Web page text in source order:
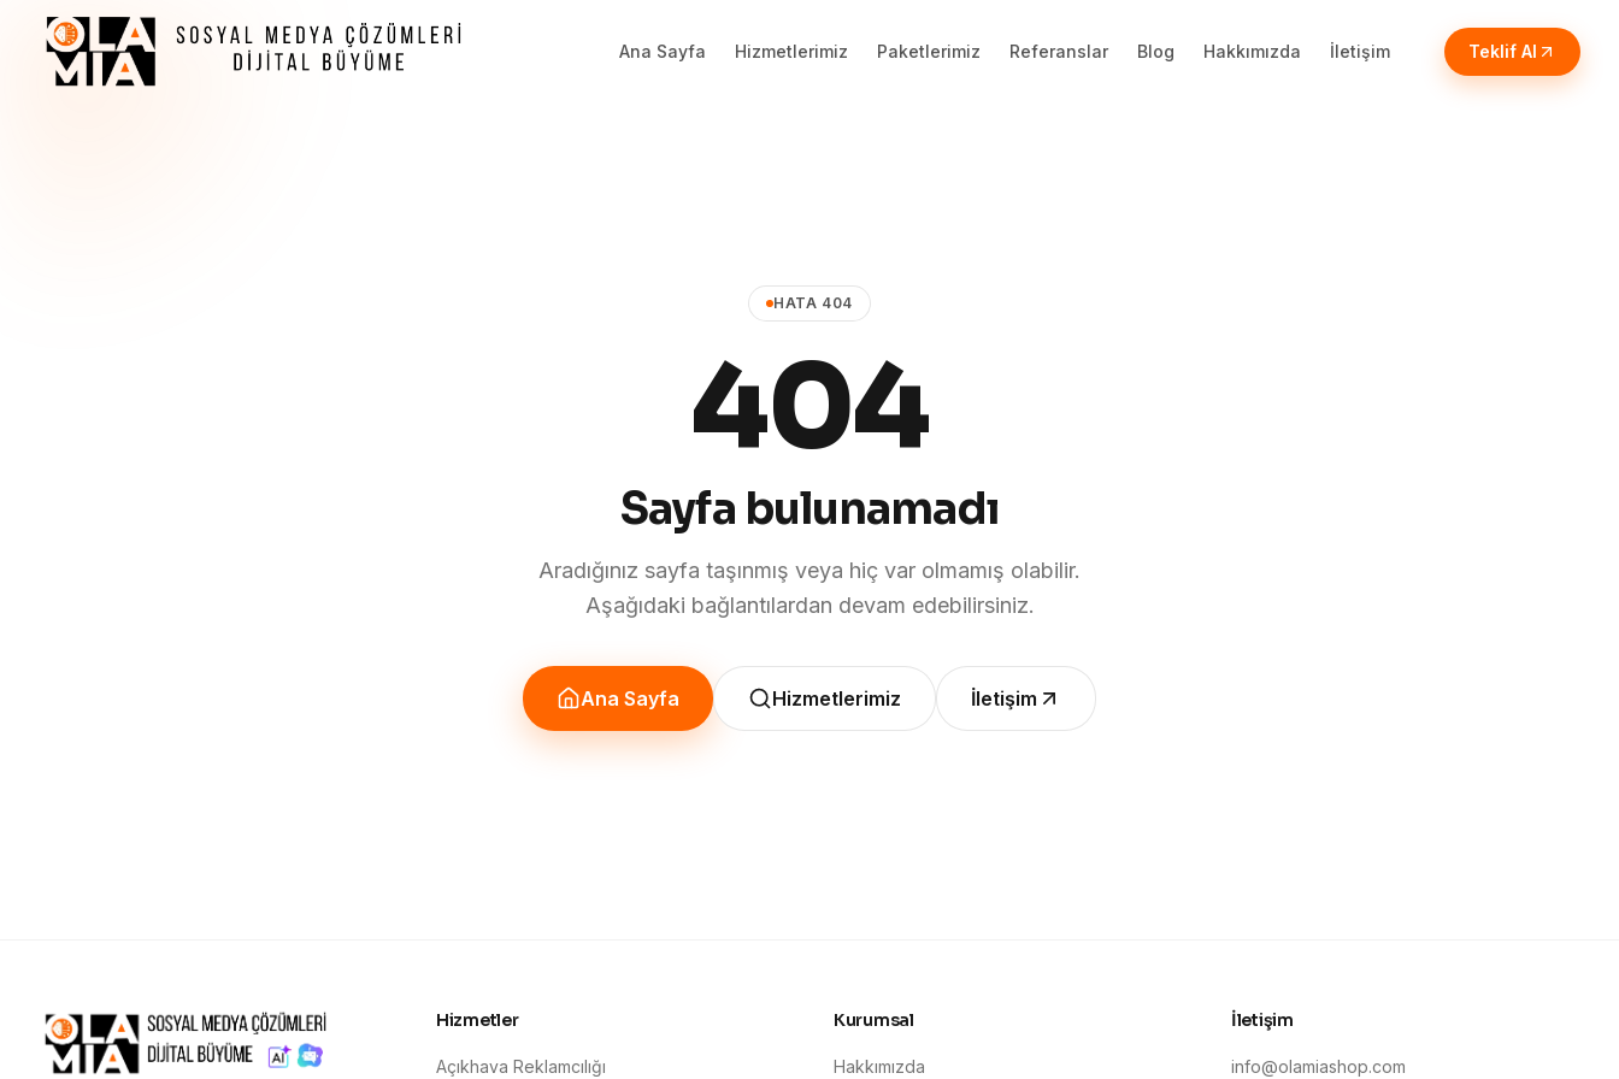
Ana Sayfa Hizmetlerimiz Paketlerimiz Referanslar Blog Hakkımızda İletişim Teklif Al
HATA 404
404
Sayfa bulunamadı
Aradığınız sayfa taşınmış veya hiç var olmamış olabilir.
Aşağıdaki bağlantılardan devam edebilirsiniz.
Ana Sayfa Hizmetlerimiz İletişim
Hizmetler
Açıkhava Reklamcılığı
Kurumsal
Hakkımızda
İletişim
info@olamiashop.com